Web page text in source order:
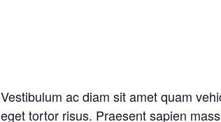
Vestibulum ac diam sit amet quam
eget tortor risus. Praesent sapien